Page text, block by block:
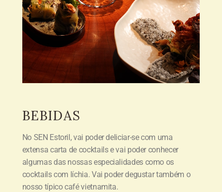
BEBIDAS
No SEN Estoril, vai poder deliciar-se com uma
extensa carta de cocktails e vai poder conhecer
algumas das nossas especialidades como os
cocktails com líchia. Vai poder degustar também o
nosso típico café vietnamita.